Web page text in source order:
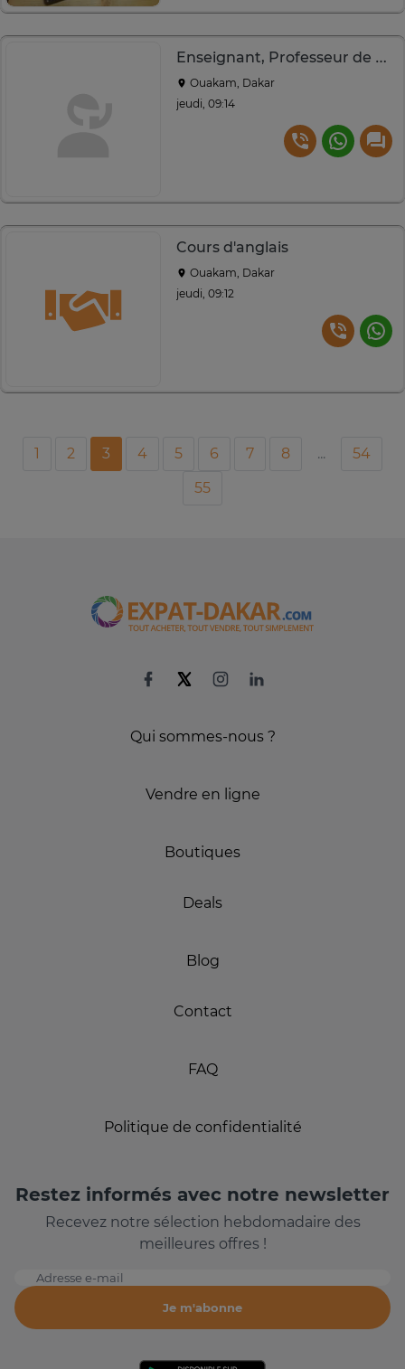
Enseignant, Professeur de Mathématiques et Physique- Chimie
Ouakam, Dakar
jeudi, 09:14
Cours d'anglais
Ouakam, Dakar
jeudi, 09:12
1 2 3 4 5 6 7 8 ...
54
55
Qui sommes-nous ?
Vendre en ligne
Boutiques
Deals
Blog
Contact
FAQ
Politique de confidentialité
Restez informés avec notre newsletter
Recevez notre sélection hebdomadaire des
meilleures offres !
Adresse e-mail
Je m'abonne